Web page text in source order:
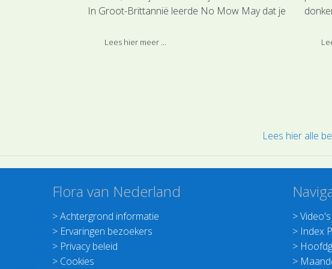
In Groot-Brittannië leerde No Mow May dat je
verbluffend resultaat. Een extra goede reden:
Lees hier meer ...
Lees hier alle
Flora van Nederland
>Achtergrond informatie
> Ervaringen bezoekers
> Privacy beleid
> Cookies
>
> Index
>
>